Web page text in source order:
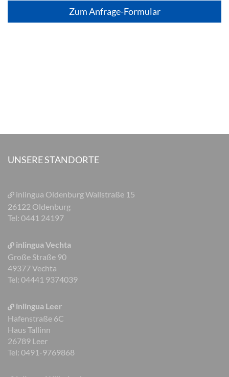
Zum Anfrage-Formular
UNSERE STANDORTE
inlingua OldenburgWallstraße 15
26122 Oldenburg
Tel: 0441 24197
inlingua Vechta
Große Straße 90
49377 Vechta
Tel: 04441 9374039
inlingua Leer
Hafenstraße 6C
Haus Tallinn
26789 Leer
Tel: 0491-9769868